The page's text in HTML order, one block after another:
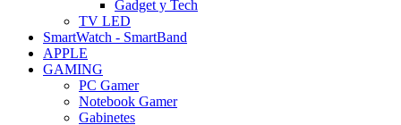
Gadget y Tech
TV LED
SmartWatch - SmartBand
APPLE
GAMING
PC Gamer
Notebook Gamer
Gabinetes